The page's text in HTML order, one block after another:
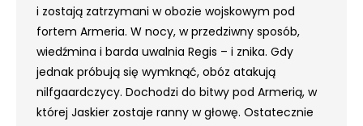
i zostają zatrzymani w obozie wojskowym pod
fortem Armeria. W nocy, w przedziwny sposób,
wiedźmina i barda uwalnia Regis – i znika. Gdy
jednak próbują się wymknąć, obóz atakują
nilfgaardczycy. Dochodzi do bitwy pod Armerią, w
której Jaskier zostaje ranny w głowę. Ostatecznie